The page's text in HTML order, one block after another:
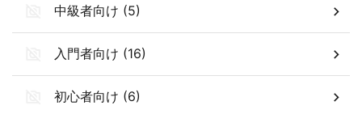
中級者向け (5)
入門者向け (16)
初心者向け (6)